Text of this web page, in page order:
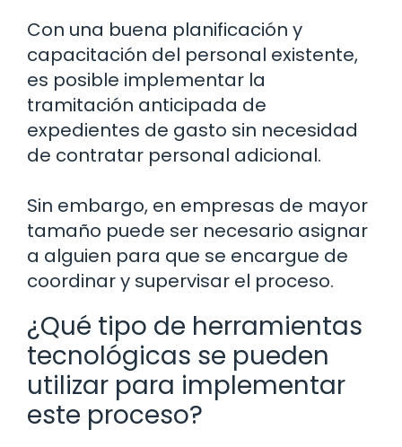
Con una buena planificación y
capacitación del personal existente,
es posible implementar la
tramitación anticipada de
expedientes de gasto sin necesidad
de contratar personal adicional.
Sin embargo, en empresas de mayor
tamaño puede ser necesario asignar
a alguien para que se encargue de
coordinar y supervisar el proceso.
¿Qué tipo de herramientas
tecnológicas se pueden
utilizar para implementar
este proceso?